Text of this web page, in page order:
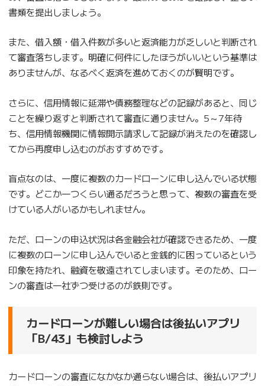
書類を提出しましょう。
また、借入額・借入件数が多いと返済能力が乏しいと判断され
て審査落ちします。明確に何件にしたほうがいいという基準は
ありませんが、なるべく返済を進めておくのが賢明です。
さらに、信用情報に延滞や債務整理などの記録があると、同じ
ことを繰り返すと判断されて審査に通りません。5～7年待
ち、信用情報機関に情報開示請求して記録が消えたのを確認し
てから再度申し込むのがおすすめです。
盲点なのは、一度に複数のカードローンに申し込んでいる状態
です。どこか一つくらい通るだろうと思って、複数の審査を受
けている人がいるかもしれません。
ただ、ローンの申込状況は各金融会社が確認できるため、一度
に複数のローンに申し込んでいると金銭的に困っているという
印象を持たれ、融資を敬遠されてしまいます。そのため、ロー
ンの審査は一社ずつ受けるのが鉄則です。
カードローンが難しい場合は後払いアプリ
「B/43」も検討しよう
カードローンの審査になかなか通らない場合は、後払いアプリ